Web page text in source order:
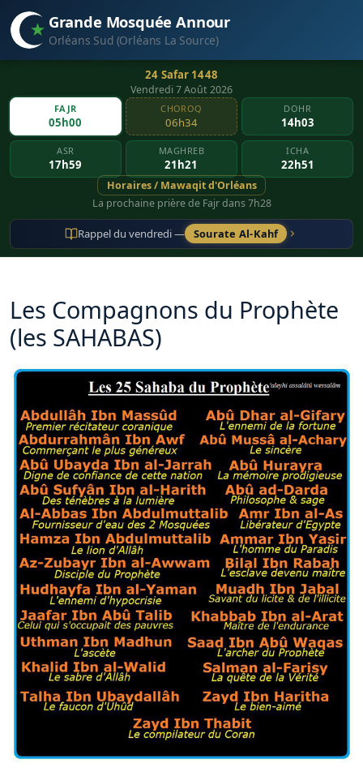
Grande Mosquée Annour
Orléans Sud (Orléans La Source)
24 Safar 1448
Vendredi 7 Août 2026
FAJR
05h00
CHOROQ
06h34
DOHR
14h03
ASR
17h59
MAGHREB
21h21
ICHA
22h51
Horaires / Mawaqit d'Orléans
La prochaine prière de Fajr dans 7h28
Rappel du vendredi — Sourate Al-Kahf
Les Compagnons du Prophète
(les SAHABAS)